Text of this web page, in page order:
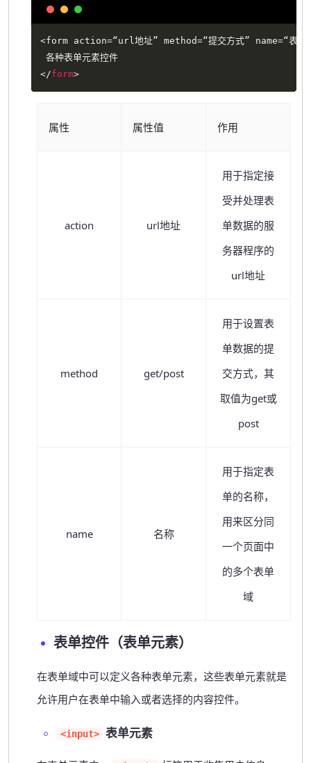
<form action=“url地址” method=“提交方式” name=“表单
</form>
属性 属性值 作用
action url地址
用于指定接
受并处理表
单数据的服
务器程序的
url地址
method get/post
用于设置表
单数据的提
交方式，其
取值为get或
post
name 名称
用于指定表
单的名称，
用来区分同
一个页面中
的多个表单
域
表单控件（表单元素）
在表单域中可以定义各种表单元素，这些表单元素就是
允许用户在表单中输入或者选择的内容控件。
<input> 表单元素